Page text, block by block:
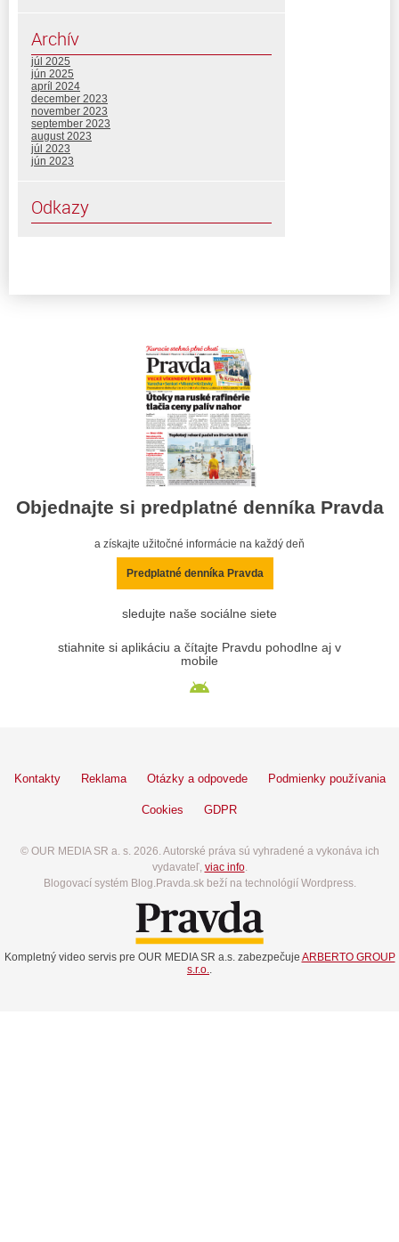
Archív
júl 2025
jún 2025
apríl 2024
december 2023
november 2023
september 2023
august 2023
júl 2023
jún 2023
Odkazy
Objednajte si predplatné denníka Pravda
a získajte užitočné informácie na každý deň
Predplatné denníka Pravda
sledujte naše sociálne siete
stiahnite si aplikáciu a čítajte Pravdu pohodlne aj v
mobile
Kontakty Reklama Otázky a odpovede Podmienky používania
Cookies GDPR
© OUR MEDIA SR a. s. 2026. Autorské práva sú vyhradené a vykonáva ich
vydavateľ, viac info.
Blogovací systém Blog.Pravda.sk beží na technológií Wordpress.
Kompletný video servis pre OUR MEDIA SR a.s. zabezpečuje ARBERTO GROUP
s.r.o..